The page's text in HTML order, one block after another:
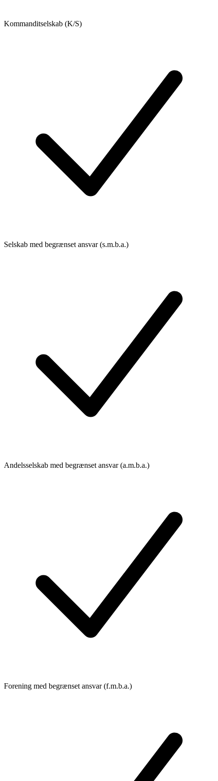
Kommanditselskab (K/S)
Selskab med begrænset ansvar (s.m.b.a.)
Andelsselskab med begrænset ansvar (a.m.b.a.)
Forening med begrænset ansvar (f.m.b.a.)